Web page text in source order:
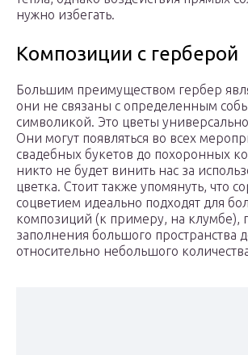
нужно избегать.
Композиции с герберой
Большим преимуществом гербер
они не связаны с определенным
символикой. Это цветы
Они могут появляться во всех
свадебных букетов до похоронных
никто не будет винить нас за
цветка. Стоит также упомянуть, что
соцветием идеально подходят для
композиций (к примеру, на клумбе),
заполнения большого пространства
относительно небольшого